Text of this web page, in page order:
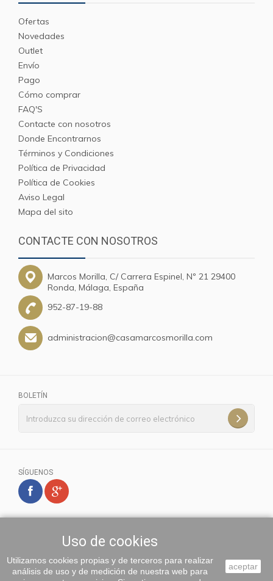
Ofertas
Novedades
Outlet
Envío
Pago
Cómo comprar
FAQ'S
Contacte con nosotros
Donde Encontrarnos
Términos y Condiciones
Política de Privacidad
Política de Cookies
Aviso Legal
Mapa del sito
CONTACTE CON NOSOTROS
Marcos Morilla, C/ Carrera Espinel, Nº 21 29400
Ronda, Málaga, España
952-87-19-88
administracion@casamarcosmorilla.com
BOLETÍN
SÍGUENOS
Uso de cookies
Utilizamos cookies propias y de terceros para realizar
análisis de uso y de medición de nuestra web para
aceptar